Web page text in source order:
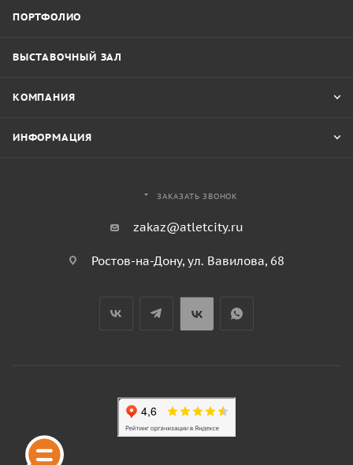
ПОРТФОЛИО
ВЫСТАВОЧНЫЙ ЗАЛ
КОМПАНИЯ
ИНФОРМАЦИЯ
ЗАКАЗАТЬ ЗВОНОК
zakaz@atletcity.ru
Ростов-на-Дону, ул. Вавилова, 68